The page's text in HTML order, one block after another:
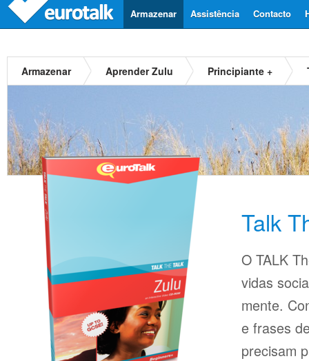
Contacto
Assistência
Armazenar
Armazenar Aprender Zulu Principiante +
Talk
O TALK
vidas
mente.
e frases
precisam